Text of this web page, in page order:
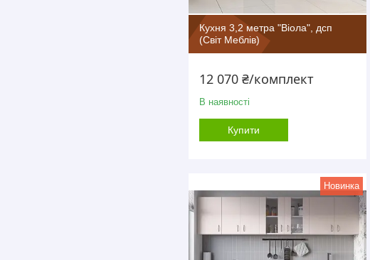
Кухня 3,2 метра "Віола", дсп
(Світ Меблів)
12 070 ₴/комплект
В наявності
Купити
Новинка